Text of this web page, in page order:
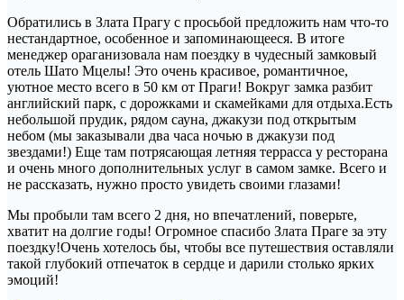
Обратились в Злата Прагу с просьбой предложить нам что-то
нестандартное, особенное и запоминающееся. В итоге
менеджер ораганизовала нам поездку в чудесный замковый
отель Шато Мцелы! Это очень красивое, романтичное,
уютное место всего в 50 км от Праги! Вокруг замка разбит
английский парк, с дорожками и скамейками для отдыха.Есть
небольшой прудик, рядом сауна, джакузи под открытым
небом (мы заказывали два часа ночью в джакузи под
звездами!) Еще там потрясающая летняя террасса у ресторана
и очень много дополнительных услуг в самом замке. Всего и
не рассказать, нужно просто увидеть своими глазами!
Мы пробыли там всего 2 дня, но впечатлений, поверьте,
хватит на долгие годы! Огромное спасибо Злата Праге за эту
поездку!Очень хотелось бы, чтобы все путешествия оставляли
такой глубокий отпечаток в сердце и дарили столько ярких
эмоций!